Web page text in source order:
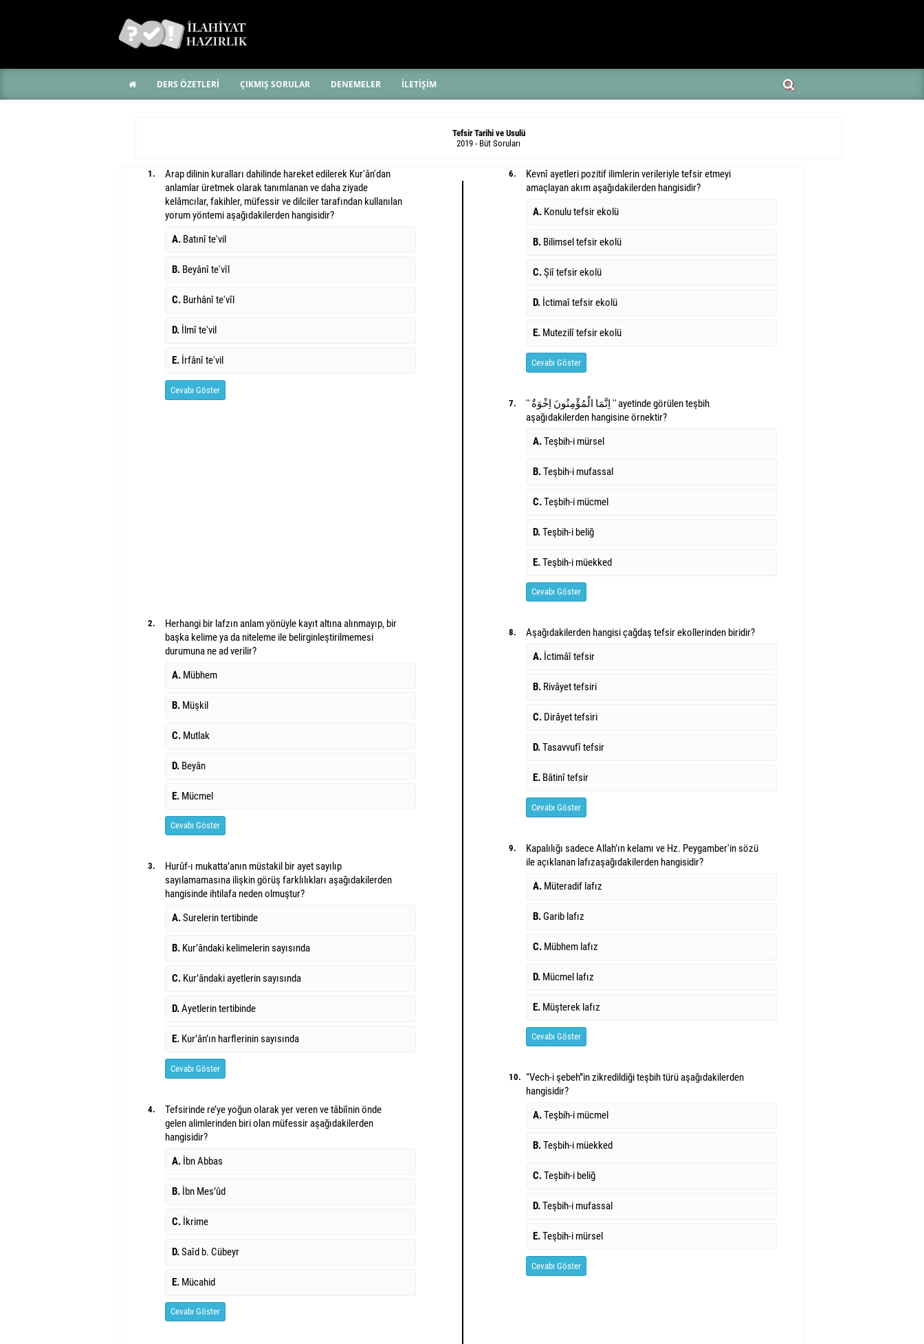
DERS ÖZETLERİ ÇIKMIŞ SORULAR DENEMELER İLETİŞİM
Tefsir Tarihi ve Usulü
2019 - Büt Soruları
1.
Arap dilinin kuralları dahilinde hareket edilerek Kur'ân'dan
anlamlar üretmek olarak tanımlanan ve daha ziyade
kelâmcılar, fakihler, müfessir ve dilciler tarafından kullanılan
yorum yöntemi aşağıdakilerden hangisidir?
A. Batınî te'vil
B. Beyânî te'vîl
C. Burhânî te'vîl
D. İlmî te'vil
E. İrfânî te'vil
Cevabı Göster
2.
Herhangi bir lafzın anlam yönüyle kayıt altına alınmayıp, bir
başka kelime ya da niteleme ile belirginleştirilmemesi
durumuna ne ad verilir?
A. Mübhem
B. Müşkil
C. Mutlak
D. Beyân
E. Mücmel
Cevabı Göster
3.
Hurûf-ı mukatta’anın müstakil bir ayet sayılıp
sayılamamasına ilişkin görüş farklılıkları aşağıdakilerden
hangisinde ihtilafa neden olmuştur?
A.Surelerin tertibinde
B. Kur’ândaki kelimelerin sayısında
C. Kur’ândaki ayetlerin sayısında
D.Ayetlerin tertibinde
E. Kur’ân’ın harflerinin sayısında
Cevabı Göster
4.
Tefsirinde re’ye yoğun olarak yer veren ve tâbiînin önde
gelen alimlerinden biri olan müfessir aşağıdakilerden
hangisidir?
A. İbn Abbas
B. İbn Mes’ûd
C. İkrime
D.Saîd b. Cübeyr
E. Mücahid
Cevabı Göster
6.
Kevnî ayetleri pozitif ilimlerin verileriyle tefsir etmeyi
amaçlayan akım aşağıdakilerden hangisidir?
A. Konulu tefsir ekolü
B. Bilimsel tefsir ekolü
C.Şiî tefsir ekolü
D. İctimaî tefsir ekolü
E. Mutezilî tefsir ekolü
Cevabı Göster
7.
'' اِنَّمَا الْمُؤْمِنُونَ اِخْوَةٌ '' ayetinde görülen teşbih
aşağıdakilerden hangisine örnektir?
A.Teşbih-i mürsel
B.Teşbih-i mufassal
C.Teşbih-i mücmel
D.Teşbih-i beliğ
E.Teşbih-i müekked
Cevabı Göster
8.
Aşağıdakilerden hangisi çağdaş tefsir ekollerinden biridir?
A. İctimâî tefsir
B. Rivâyet tefsiri
C. Dirâyet tefsiri
D.Tasavvufî tefsir
E. Bâtinî tefsir
Cevabı Göster
9.
Kapalılığı sadece Allah’ın kelamı ve Hz. Peygamber'in sözü
ile açıklanan lafızaşağıdakilerden hangisidir?
A. Müteradif lafız
B.Garib lafız
C. Mübhem lafız
D. Mücmel lafız
E. Müşterek lafız
Cevabı Göster
10. “Vech-i şebeh”in zikredildiği teşbih türü aşağıdakilerden
hangisidir?
A.Teşbih-i mücmel
B.Teşbih-i müekked
C.Teşbih-i beliğ
D.Teşbih-i mufassal
E.Teşbih-i mürsel
Cevabı Göster